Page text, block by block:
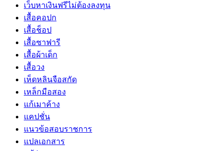
เว็บหาเงินฟรีไม่ต้องลงทุน
เสื้อคอปก
เสื้อช็อป
เสื้อซาฟารี
เสื้อผ้าเด็ก
เสื้อวง
เห็ดหลินจือสกัด
เหล็กมือสอง
แก้เมาค้าง
แคปชั่น
แนวข้อสอบราชการ
แปลเอกสาร